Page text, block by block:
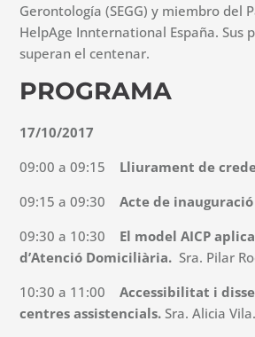
Gerontología (SEGG) y miembro del
HelpAge Innternational España. Sus
superan el centenar.
PROGRAMA
17/10/2017
09:00 a 09:15 Lliurament de
09:15 a 09:30 Acte de inauguració
09:30 a 10:30 El model AICP
d’Atenció Domiciliària.Sra. Pilar
10:30 a 11:00 Accessibilitat i
centres assistencials.Sra. Alicia Vila.